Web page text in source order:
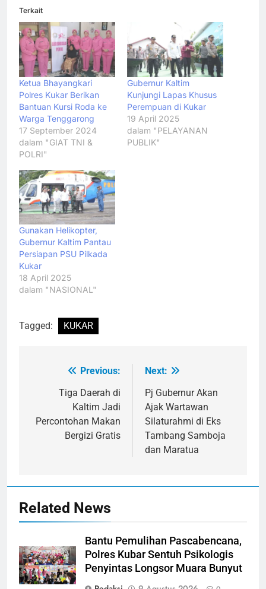
Terkait
Ketua Bhayangkari
Polres Kukar Berikan
Bantuan Kursi Roda ke
Warga Tenggarong
17 September 2024
dalam "GIAT TNI &
POLRI"
Gubernur Kaltim
Kunjungi Lapas Khusus
Perempuan di Kukar
19 April 2025
dalam "PELAYANAN
PUBLIK"
Gunakan Helikopter,
Gubernur Kaltim Pantau
Persiapan PSU Pilkada
Kukar
18 April 2025
dalam "NASIONAL"
Tagged: KUKAR
NavigasiPrevious:
Tiga Daerah di
Kaltim Jadi
Percontohan Makan
Bergizi Gratis
Next:
Pj Gubernur Akan
Ajak Wartawan
Silaturahmi di Eks
Tambang Samboja
dan Maratua
Related News
Bantu Pemulihan Pascabencana,
Polres Kubar Sentuh Psikologis
Penyintas Longsor Muara Bunyut